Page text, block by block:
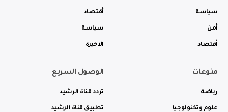
سياسة
أمن
أقتصاد
أقتصاد
سياسة
الاخيرة
منوعات
رياضة
علوم وتكنولوجيا
الوصول السريع
تردد قناة الرشيد
تطبيق قناة الرشيد